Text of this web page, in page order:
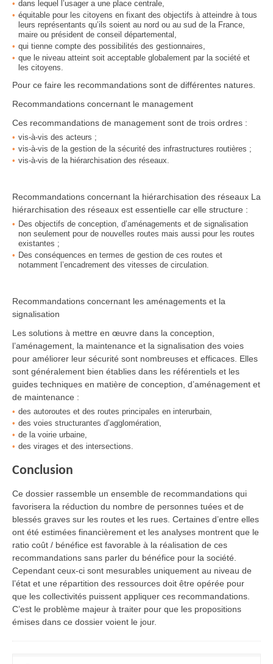
dans lequel l’usager a une place centrale,
équitable pour les citoyens en fixant des objectifs à atteindre à tous
leurs représentants qu’ils soient au nord ou au sud de la France,
maire ou président de conseil départemental,
qui tienne compte des possibilités des gestionnaires,
que le niveau atteint soit acceptable globalement par la société et
les citoyens.
Pour ce faire les recommandations sont de différentes natures.
Recommandations concernant le management
Ces recommandations de management sont de trois ordres :
vis-à-vis des acteurs ;
vis-à-vis de la gestion de la sécurité des infrastructures routières ;
vis-à-vis de la hiérarchisation des réseaux.
Recommandations concernant la hiérarchisation des réseaux La
hiérarchisation des réseaux est essentielle car elle structure :
Des objectifs de conception, d’aménagements et de signalisation
non seulement pour de nouvelles routes mais aussi pour les routes
existantes ;
Des conséquences en termes de gestion de ces routes et
notamment l’encadrement des vitesses de circulation.
Recommandations concernant les aménagements et la
signalisation
Les solutions à mettre en œuvre dans la conception,
l’aménagement, la maintenance et la signalisation des voies
pour améliorer leur sécurité sont nombreuses et efficaces. Elles
sont généralement bien établies dans les référentiels et les
guides techniques en matière de conception, d’aménagement et
de maintenance :
des autoroutes et des routes principales en interurbain,
des voies structurantes d’agglomération,
de la voirie urbaine,
des virages et des intersections.
Conclusion
Ce dossier rassemble un ensemble de recommandations qui
favorisera la réduction du nombre de personnes tuées et de
blessés graves sur les routes et les rues. Certaines d’entre elles
ont été estimées financièrement et les analyses montrent que le
ratio coût / bénéfice est favorable à la réalisation de ces
recommandations sans parler du bénéfice pour la société.
Cependant ceux-ci sont mesurables uniquement au niveau de
l’état et une répartition des ressources doit être opérée pour
que les collectivités puissent appliquer ces recommandations.
C’est le problème majeur à traiter pour que les propositions
émises dans ce dossier voient le jour.